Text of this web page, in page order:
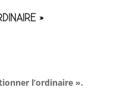
»
l’ordinaire ».